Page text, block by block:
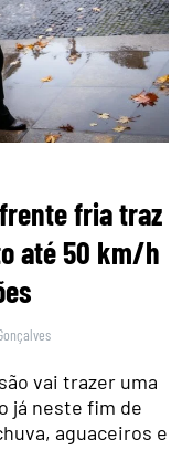
fria traz
até 50 km/h
vai trazer uma
já neste fim de
aguaceiros e